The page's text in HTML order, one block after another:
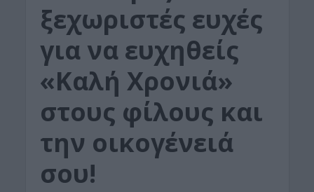
ξεχωριστές ευχές
για να ευχηθείς
«Καλή Χρονιά»
στους φίλους και
την οικογένειά
σου!